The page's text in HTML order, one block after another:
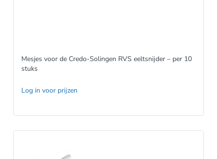
Mesjes voor de Credo-Solingen RVS eeltsnijder – per 10
stuks
Log in voor prijzen